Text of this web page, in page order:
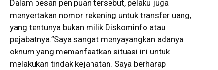
Dalam pesan penipuan tersebut, pelaku juga
menyertakan nomor rekening untuk transfer uang,
yang tentunya bukan milik Diskominfo atau
pejabatnya.”Saya sangat menyayangkan adanya
oknum yang memanfaatkan situasi ini untuk
melakukan tindak kejahatan. Saya berharap